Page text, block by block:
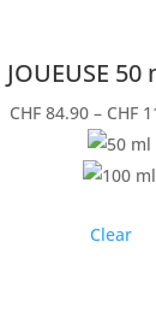
JOUEUSE
CHF 84.90 – CHF
Clear